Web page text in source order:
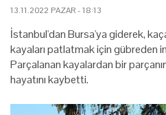
13.11.2022 PAZAR - 18:13
İstanbul'dan Bursa'ya giderek,
kayaları patlatmak için gübreden
Parçalanan kayalardan bir
hayatını kaybetti.